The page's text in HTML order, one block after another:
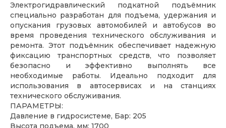
Электрогидравлический подкатной подъёмник
специально разработан для подъема, удержания и
опускания грузовых автомобилей и автобусов во
время проведения технического обслуживания и
ремонта. Этот подъёмник обеспечивает надежную
фиксацию транспортных средств, что позволяет
безопасно и эффективно выполнять все
необходимые работы. Идеально подходит для
использования в автосервисах и на станциях
технического обслуживания.
ПАРАМЕТРЫ:
Давление в гидросистеме, Бар: 205
Высота подъема, мм: 1700